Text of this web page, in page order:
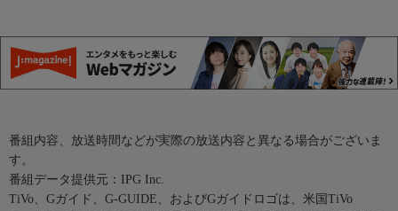
番組内容、放送時間などが実際の放送内容と異なる場合がございま
す。
番組データ提供元：IPG Inc.
TiVo、Gガイド、G-GUIDE、およびGガイドロゴは、米国TiVo